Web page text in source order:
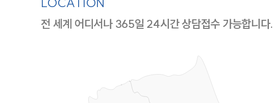
전 세계 어디서나 365일 24시간 상담접수 가능합니다.